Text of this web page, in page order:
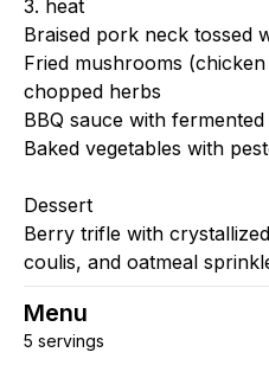
3. heat
Braised pork neck tossed
Fried mushrooms
chopped herbs
BBQ sauce with fermented
Baked vegetables with
Dessert
Berry trifle with
coulis, and oatmeal
Menu
5 servings